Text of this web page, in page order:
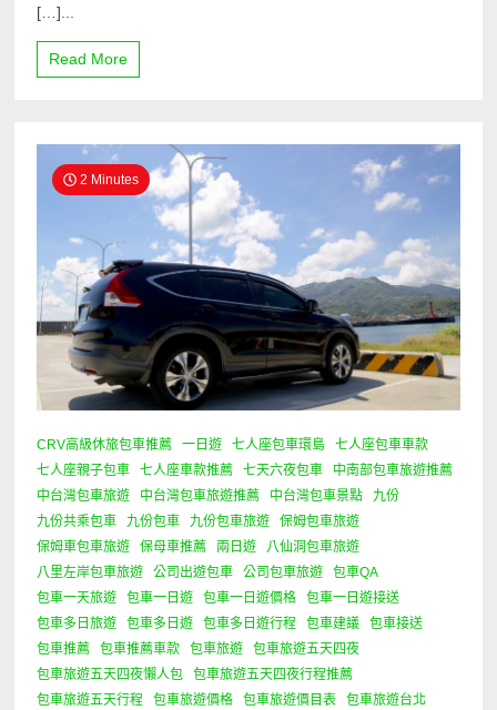
[…]...
Read More
2 Minutes
CRV高級休旅包車推薦 一日遊 七人座包車環島
七人座包車車款
七人座親子包車
七人座車款推薦 七天六夜包車
中南部包車旅遊推薦
中台灣包車旅遊
中台灣包車旅遊推薦 中台灣包車景點
九份
九份共乘包車
九份包車 九份包車旅遊
保姆包車旅遊
保姆車包車旅遊
保母車推薦 兩日遊
八仙洞包車旅遊
八里左岸包車旅遊
公司出遊包車 公司包車旅遊
包車QA
包車一天旅遊
包車一日遊 包車一日遊價格
包車一日遊接送
包車多日旅遊
包車多日遊 包車多日遊行程 包車建議
包車接送
包車推薦
包車推薦車款 包車旅遊
包車旅遊五天四夜
包車旅遊五天四夜懶人包
包車旅遊五天四夜行程推薦
包車旅遊五天行程
包車旅遊價格 包車旅遊價目表
包車旅遊台北